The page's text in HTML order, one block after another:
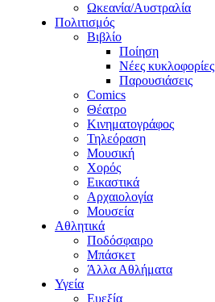
Ωκεανία/Αυστραλία
Πολιτισμός
Βιβλίο
Ποίηση
Νέες κυκλοφορίες
Παρουσιάσεις
Comics
Θέατρο
Κινηματογράφος
Τηλεόραση
Μουσική
Χορός
Εικαστικά
Αρχαιολογία
Μουσεία
Αθλητικά
Ποδόσφαιρο
Μπάσκετ
Άλλα Αθλήματα
Υγεία
Ευεξία